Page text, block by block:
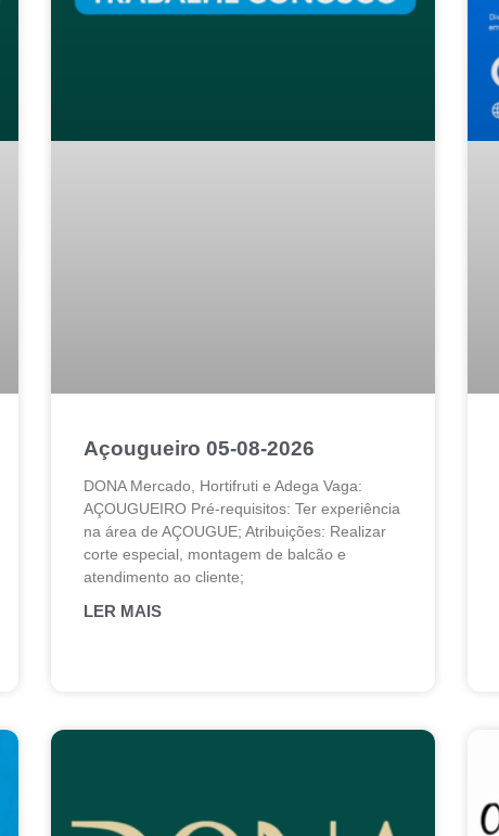
Açougueiro 05-08-2026
DONA Mercado, Hortifruti e Adega Vaga:
AÇOUGUEIRO Pré-requisitos: Ter experiência
na área de AÇOUGUE; Atribuições: Realizar
corte especial, montagem de balcão e
atendimento ao cliente;
LER MAIS